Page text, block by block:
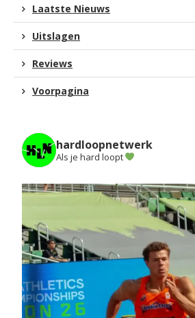
Laatste Nieuws
Uitslagen
Reviews
Voorpagina
hardloopnetwerk
Als je hard loopt